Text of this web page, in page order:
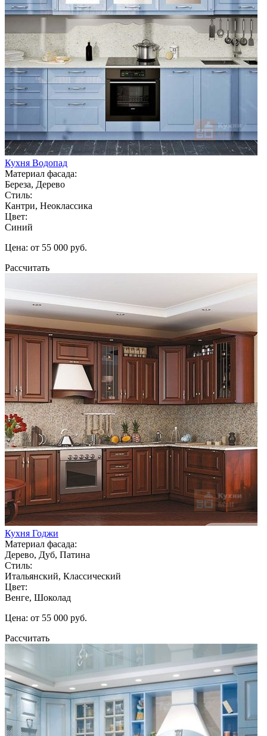
Кухня Водопад
Материал фасада:
Береза, Дерево
Стиль:
Кантри, Неоклассика
Цвет:
Синий
Цена: от 55 000 руб.
Рассчитать
Кухня Годжи
Материал фасада:
Дерево, Дуб, Патина
Стиль:
Итальянский, Классический
Цвет:
Венге, Шоколад
Цена: от 55 000 руб.
Рассчитать